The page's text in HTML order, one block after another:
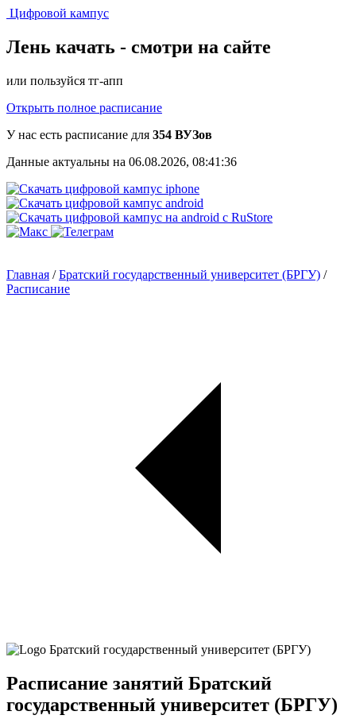
Цифровой кампус
Лень качать - смотри на сайте
или пользуйся тг-апп
Открыть полное расписание
У нас есть расписание для 354 ВУЗов
Данные актуальны на 06.08.2026, 08:41:36
Главная /Братский государственный университет (БРГУ) /
Расписание
Расписание занятий Братский
государственный университет (БРГУ)